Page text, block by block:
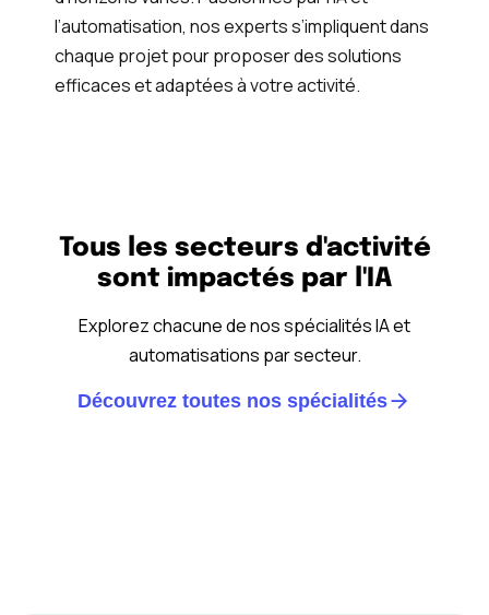
l’automatisation, nos experts s’impliquent dans
chaque projet pour proposer des solutions
efficaces et adaptées à votre activité.
Tous les secteurs d'activité
sont impactés par l'IA
Explorez chacune de nos spécialités IA et
automatisations par secteur.
Découvrez toutes nos spécialités